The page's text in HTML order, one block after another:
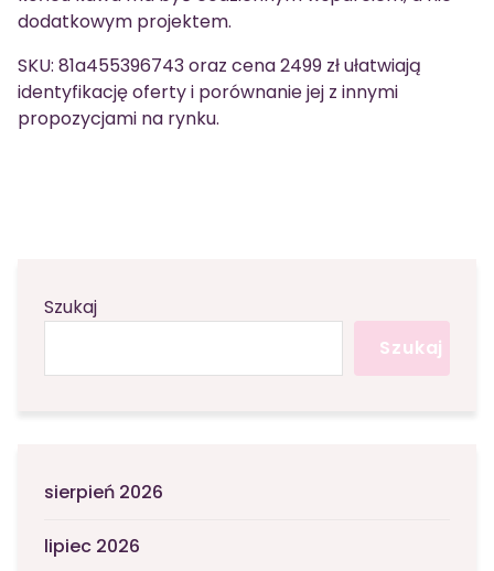
dodatkowym projektem.
SKU: 81a455396743 oraz cena 2499 zł ułatwiają
identyfikację oferty i porównanie jej z innymi
propozycjami na rynku.
Szukaj
Szukaj
sierpień 2026
lipiec 2026